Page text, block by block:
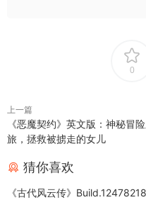
0
上一篇
《恶魔契约》英文版：神秘冒
旅，拯救被掳走的女儿
猜你喜欢
《古代风云传》